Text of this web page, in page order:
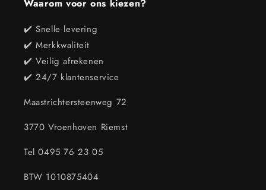
Waarom voor ons kiezen?
✔️ Snelle levering
✔️ Merkkwaliteit
✔️ Veilig afrekenen
✔️ 24/7 klantenservice
Maastrichtersteenweg 72
3770 Vroenhoven Riemst
Tel 0495 76 23 05
BTW 1010875404